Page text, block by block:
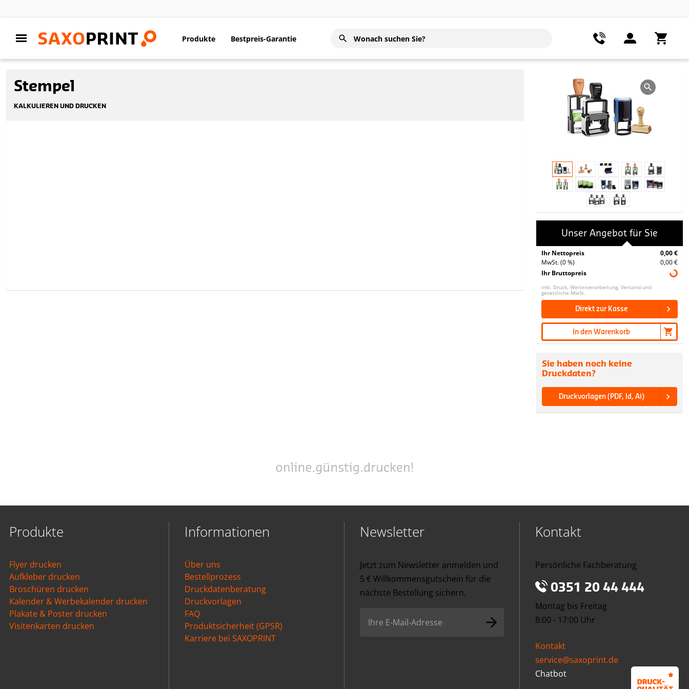
Produkte Bestpreis-Garantie
Stempel
KALKULIEREN UND DRUCKEN
Unser Angebot für Sie
Ihr Nettopreis
0,00 €
MwSt. (0 %)
0,00 €
Ihr Bruttopreis
inkl. Druck, Weiterverarbeitung, Versand und
gesetzliche MwSt.
Direkt zur Kasse
In den Warenkorb
Sie haben noch keine
Druckdaten?
Druckvorlagen (PDF, Id, Ai)
Produkte
Flyer drucken
Aufkleber drucken
Broschüren drucken
Kalender & Werbekalender drucken
Plakate & Poster drucken
Visitenkarten drucken
Informationen
Über uns
Bestellprozess
Druckdatenberatung
Druckvorlagen
FAQ
Produktsicherheit (GPSR)
Karriere bei SAXOPRINT
Newsletter
Jetzt zum Newsletter anmelden und
5 € Willkommensgutschein für die
nächste Bestellung sichern.
Kontakt
Persönliche Fachberatung
0351 20 44 444
Montag bis Freitag
8:00 - 17:00 Uhr
Kontakt
service@saxoprint.de
Chatbot